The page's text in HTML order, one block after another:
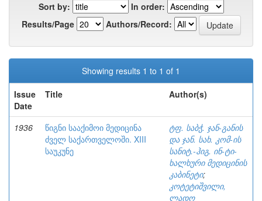
Sort by:
In order:
Results/Page
Authors/Record:
Showing results 1 to 1 of 1
Issue
Date
Title Author(s)
1936
წიგნი სააქიმოი მედიცინა
ძველ საქართველოში. XIII
საუკუნე
ტფ. საბჭ. ჯან-განის
და ჯან. სახ. კომ-ის
სანიტ.-ჰიგ. ინ-ტი-
ხალხური მედიცინის
კაბინეტი;
კოტეტიშვილი,
ლადო